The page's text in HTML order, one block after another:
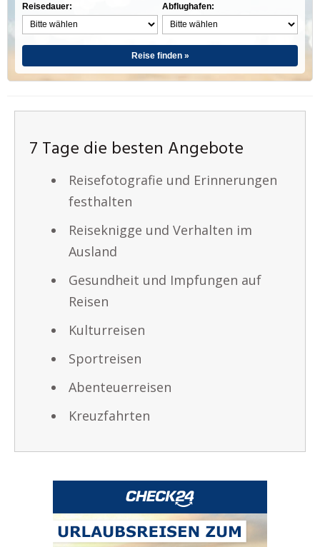
Reisedauer: Abflughafen:
Reise finden »
7 Tage die besten Angebote
Reisefotografie und Erinnerungen
festhalten
Reiseknigge und Verhalten im
Ausland
Gesundheit und Impfungen auf
Reisen
Kulturreisen
Sportreisen
Abenteuerreisen
Kreuzfahrten